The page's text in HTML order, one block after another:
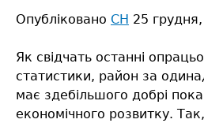
2008
Опубліковано СН 25
Як свідчать останні
статистики, район за
має здебільшого добрі
економічного розвитку. Так,